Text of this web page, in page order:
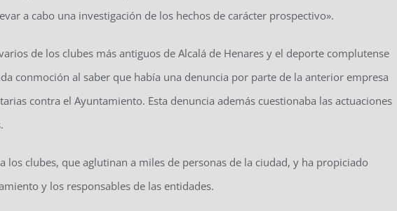
a cabo una investigación de los hechos de carácter prospectivo».
de los clubes más antiguos de Alcalá de Henares y el deporte complutense
conmoción al saber que había una denuncia por parte de la anterior empresa
contra el Ayuntamiento. Esta denuncia además cuestionaba las actuaciones
los clubes, que aglutinan a miles de personas de la ciudad, y ha propiciado
y los responsables de las entidades.